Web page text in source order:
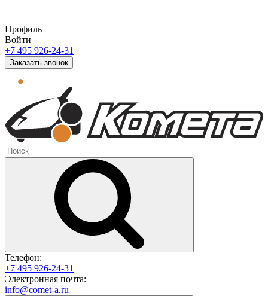
Профиль
Войти
+7 495 926-24-31
Заказать звонок
Телефон:
+7 495 926-24-31
Электронная почта:
info@comet-a.ru